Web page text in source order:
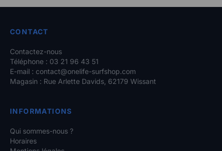
CONTACT
Contactez-nous
Téléphone : 03 21 96 43 51
E-mail : contact@onelife-surfshop.com
Magasin : Rue Arlette Davids, 62179 Wissant
INFORMATIONS
Qui sommes-nous ?
Horaires